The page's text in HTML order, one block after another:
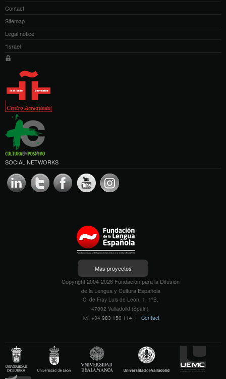
Contact
Sitemap
Legal notice
*Israel
SOCIAL NETWORKS
Más proyectos
Copyright 2004-2026 Fundación para la Difusión
de la Lengua y Cultura Española
C. de Fray Luis de León, 1, 1ºB,
47002 Valladolid (Spain).
Tel. +34 983 150 114 | Contact